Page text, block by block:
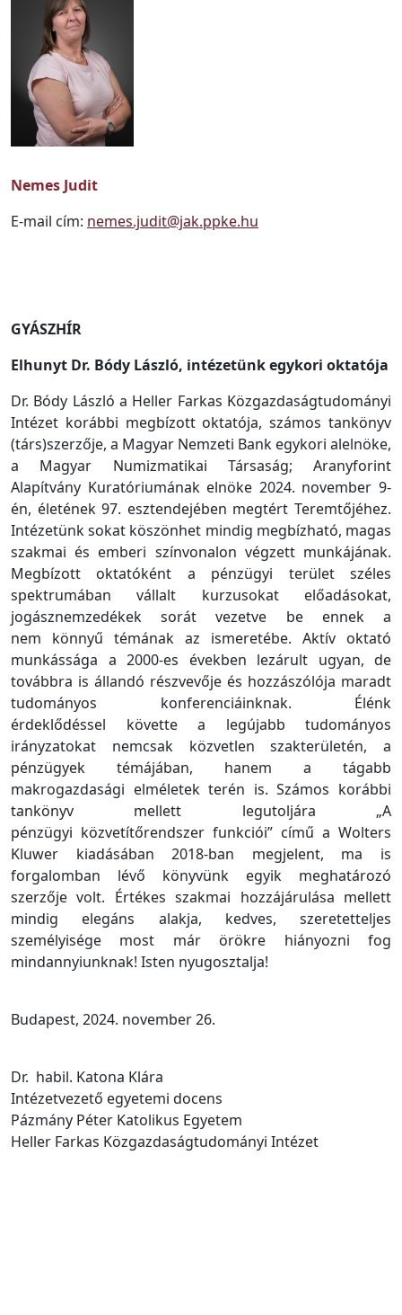
Nemes Judit
E-mail cím: nemes.judit@jak.ppke.hu
GYÁSZHÍR
Elhunyt Dr. Bódy László, intézetünk egykori oktatója
Dr. Bódy László a Heller Farkas Közgazdaságtudományi
Intézet korábbi megbízott oktatója, számos tankönyv
(társ)szerzője, a Magyar Nemzeti Bank egykori alelnöke,
a Magyar Numizmatikai Társaság; Aranyforint
Alapítvány Kuratóriumának elnöke 2024. november 9-
én, életének 97. esztendejében megtért Teremtőjéhez.
Intézetünk sokat köszönhet mindig megbízható, magas
szakmai és emberi színvonalon végzett munkájának.
Megbízott oktatóként a pénzügyi terület széles
spektrumában vállalt kurzusokat előadásokat,
jogásznemzedékek sorát vezetve be ennek a
nem könnyű témának az ismeretébe. Aktív oktató
munkássága a 2000-es években lezárult ugyan, de
továbbra is állandó részvevője és hozzászólója maradt
tudományos konferenciáinknak. Élénk
érdeklődéssel követte a legújabb tudományos
irányzatokat nemcsak közvetlen szakterületén, a
pénzügyek témájában, hanem a tágabb
makrogazdasági elméletek terén is. Számos korábbi
tankönyv mellett legutoljára „A
pénzügyi közvetítőrendszer funkciói” című a Wolters
Kluwer kiadásában 2018-ban megjelent, ma is
forgalomban lévő könyvünk egyik meghatározó
szerzője volt. Értékes szakmai hozzájárulása mellett
mindig elegáns alakja, kedves, szeretetteljes
személyisége most már örökre hiányozni fog
mindannyiunknak! Isten nyugosztalja!
Budapest, 2024. november 26.
Dr. habil. Katona Klára
Intézetvezető egyetemi docens
Pázmány Péter Katolikus Egyetem
Heller Farkas Közgazdaságtudományi Intézet